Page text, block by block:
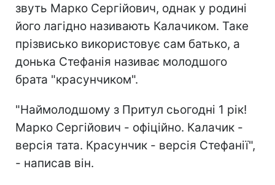
звуть Марко Сергійович, однак у родині
його лагідно називають Калачиком. Таке
прізвисько використовує сам батько, а
донька Стефанія називає молодшого
брата "красунчиком".
"Наймолодшому з Притул сьогодні 1 рік!
Марко Сергійович - офіційно. Калачик -
версія тата. Красунчик - версія Стефанії",
- написав він.